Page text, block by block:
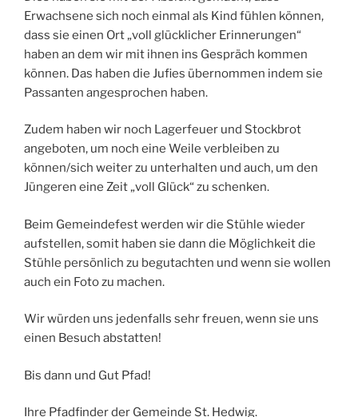
Erwachsene sich noch einmal als Kind fühlen können,
dass sie einen Ort „voll glücklicher Erinnerungen“
haben an dem wir mit ihnen ins Gespräch kommen
können. Das haben die Jufies übernommen indem sie
Passanten angesprochen haben.
Zudem haben wir noch Lagerfeuer und Stockbrot
angeboten, um noch eine Weile verbleiben zu
können/sich weiter zu unterhalten und auch, um den
Jüngeren eine Zeit „voll Glück“ zu schenken.
Beim Gemeindefest werden wir die Stühle wieder
aufstellen, somit haben sie dann die Möglichkeit die
Stühle persönlich zu begutachten und wenn sie wollen
auch ein Foto zu machen.
Wir würden uns jedenfalls sehr freuen, wenn sie uns
einen Besuch abstatten!
Bis dann und Gut Pfad!
Ihre Pfadfinder der Gemeinde St. Hedwig.